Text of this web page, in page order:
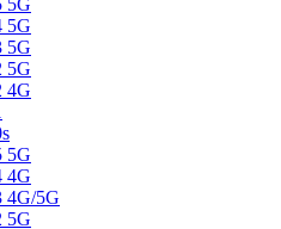
5G
5G
5G
5G
4G
5G
4G
4G/5G
5G